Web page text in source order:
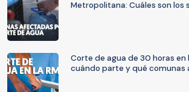
Metropolitana: Cuáles son
Corte de agua de 30 horas en
cuándo parte y qué comunas